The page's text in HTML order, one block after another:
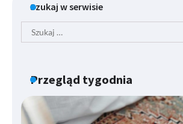
Szukaj w serwisie
Szukaj:
Przegląd tygodnia